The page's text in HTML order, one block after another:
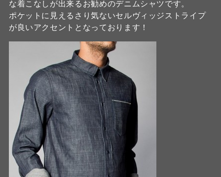
な着こなしが出来るお勧めのデニムシャツです。
ポケットに見えるさり気ないセルヴィッジストライプ
が良いアクセントとなっております！